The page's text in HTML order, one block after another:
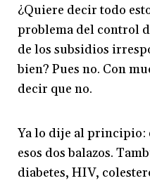
¿Quiere decir todo
problema del control
de los subsidios
bien? Pues no. Con
decir que no.
Ya lo dije al principio:
esos dos balazos.
diabetes, HIV,